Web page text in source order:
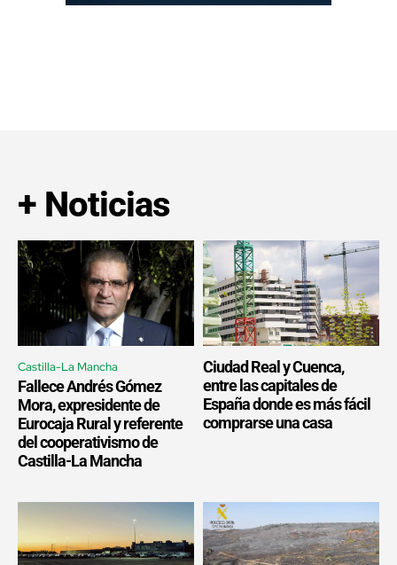
+ Noticias
Castilla-La Mancha
Fallece Andrés Gómez
Mora, expresidente de
Eurocaja Rural y referente
del cooperativismo de
Castilla-La Mancha
Ciudad Real y Cuenca,
entre las capitales de
España donde es más fácil
comprarse una casa